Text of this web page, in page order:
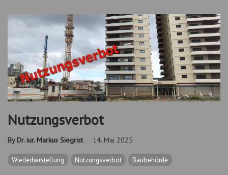
Nutzungsverbot
By Dr. iur. Markus Siegrist 14. Mai 2025
Wiederherstellung Nutzungsverbot Baubehörde